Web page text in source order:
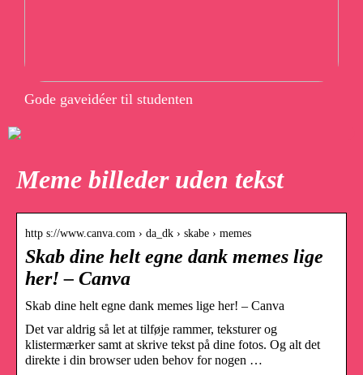
Gode gaveidéer til studenten
Meme billeder uden tekst
http s://www.canva.com › da_dk › skabe › memes
Skab dine helt egne dank memes lige
her! – Canva
Skab dine helt egne dank memes lige her! – Canva
Det var aldrig så let at tilføje rammer, teksturer og
klistermærker samt at skrive tekst på dine fotos. Og alt det
direkte i din browser uden behov for nogen …